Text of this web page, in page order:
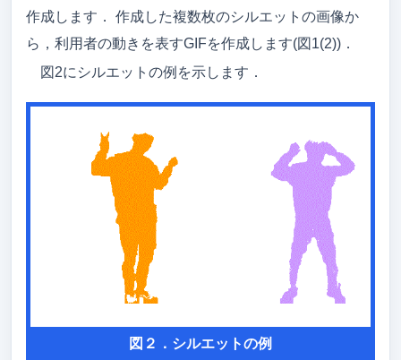
作成します． 作成した複数枚のシルエットの画像か
ら，利用者の動きを表すGIFを作成します(図1(2))．
図2にシルエットの例を示します．
図２．シルエットの例